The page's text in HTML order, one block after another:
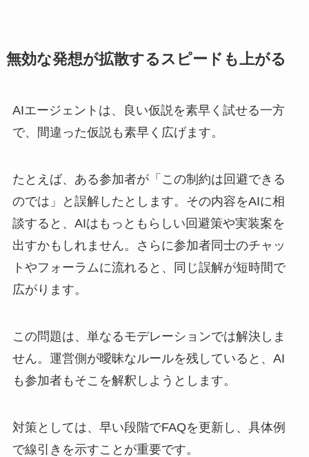
無効な発想が拡散するスピードも上がる
AIエージェントは、良い仮説を素早く試せる一方
で、間違った仮説も素早く広げます。
たとえば、ある参加者が「この制約は回避できる
のでは」と誤解したとします。その内容をAIに相
談すると、AIはもっともらしい回避策や実装案を
出すかもしれません。さらに参加者同士のチャッ
トやフォーラムに流れると、同じ誤解が短時間で
広がります。
この問題は、単なるモデレーションでは解決しま
せん。運営側が曖昧なルールを残していると、AI
も参加者もそこを解釈しようとします。
対策としては、早い段階でFAQを更新し、具体例
で線引きを示すことが重要です。